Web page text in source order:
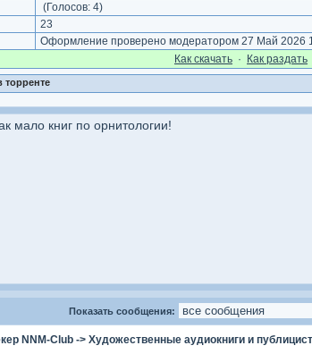
(Голосов: 4)
23
Оформление проверено модератором 27 Май 2026
Как cкачать · Как раздать
мало книг по орнитологии!
Показать сообщения:
NNM-Club-> Художественные аудиокниги и